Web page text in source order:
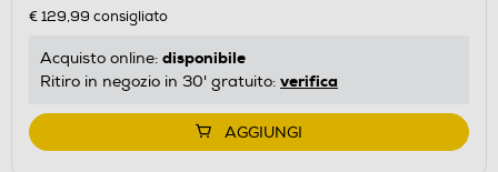
€ 129,99 consigliato
Acquisto online: disponibile
Ritiro in negozio in 30' gratuito: verifica
AGGIUNGI